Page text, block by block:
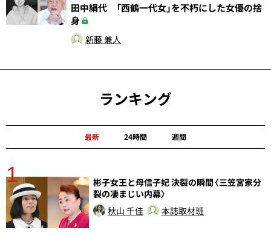
田中絹代 「西鶴一代女」を不朽にした女優の捨
身
新藤 兼人
ランキング
最新 24時間 週間
1
彬子女王と母信子妃 決裂の瞬間〈三笠宮家分
裂の凄まじい内幕〉
秋山 千佳
本誌取材班